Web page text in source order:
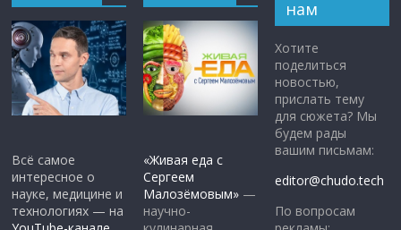
Всё самое
интересное о
науке, медицине и
технологиях — на
«Живая еда с
Сергеем
Малозёмовым» —
научно-
нам
Хотите
поделиться
новостью,
прислать тему
для сюжета? Мы
будем рады
вашим письмам:
editor@chudo.tech
По вопросам